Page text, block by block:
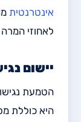
אינטרנטית
לאחוזי המרה
יישום
הטמעת
היא כוללת